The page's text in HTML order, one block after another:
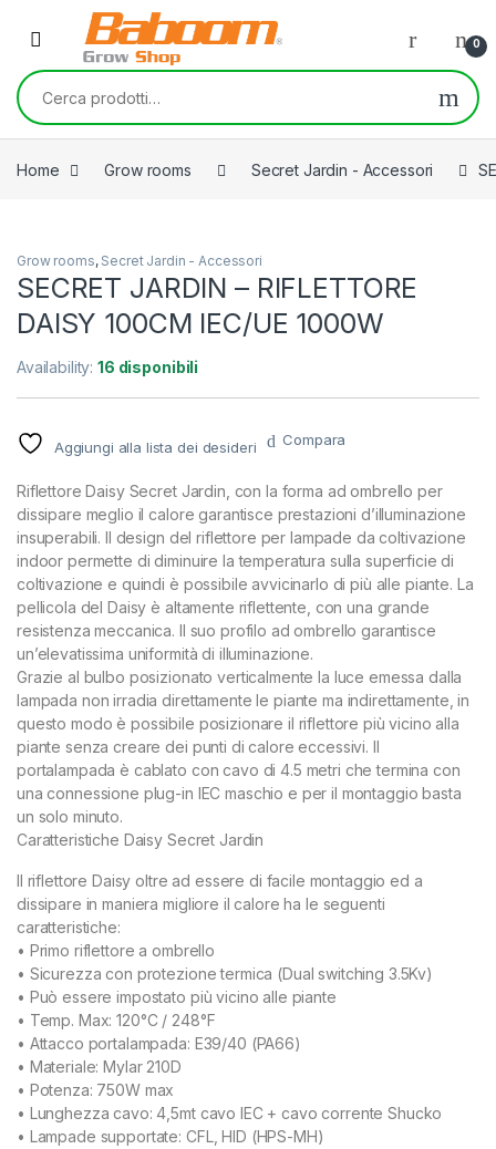
Skip to navigation
Skip to content
0
Cerca:
Home Grow rooms Secret Jardin - Accessori
Grow rooms, Secret Jardin - Accessori
SECRET JARDIN – RIFLETTORE
DAISY 100CM IEC/UE 1000W
Availability:16 disponibili
Aggiungi alla lista dei desideri Compara
Riflettore Daisy Secret Jardin, con la forma ad ombrello per
dissipare meglio il calore garantisce prestazioni d’illuminazione
insuperabili. Il design del riflettore per lampade da coltivazione
indoor permette di diminuire la temperatura sulla superficie di
coltivazione e quindi è possibile avvicinarlo di più alle piante. La
pellicola del Daisy è altamente riflettente, con una grande
resistenza meccanica. Il suo profilo ad ombrello garantisce
un’elevatissima uniformità di illuminazione.
Grazie al bulbo posizionato verticalmente la luce emessa dalla
lampada non irradia direttamente le piante ma indirettamente, in
questo modo è possibile posizionare il riflettore più vicino alla
piante senza creare dei punti di calore eccessivi. Il
portalampada è cablato con cavo di 4.5 metri che termina con
una connessione plug-in IEC maschio e per il montaggio basta
un solo minuto.
Caratteristiche Daisy Secret Jardin
Il riflettore Daisy oltre ad essere di facile montaggio ed a
dissipare in maniera migliore il calore ha le seguenti
caratteristiche:
• Primo riflettore a ombrello
• Sicurezza con protezione termica (Dual switching 3.5Kv)
• Può essere impostato più vicino alle piante
• Temp. Max: 120°C / 248°F
• Attacco portalampada: E39/40 (PA66)
• Materiale: Mylar 210D
• Potenza: 750W max
• Lunghezza cavo: 4,5mt cavo IEC + cavo corrente Shucko
• Lampade supportate: CFL, HID (HPS-MH)